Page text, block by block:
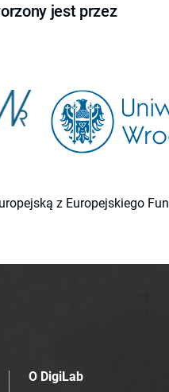
jest przez
z Europejskiego
O DigiLab